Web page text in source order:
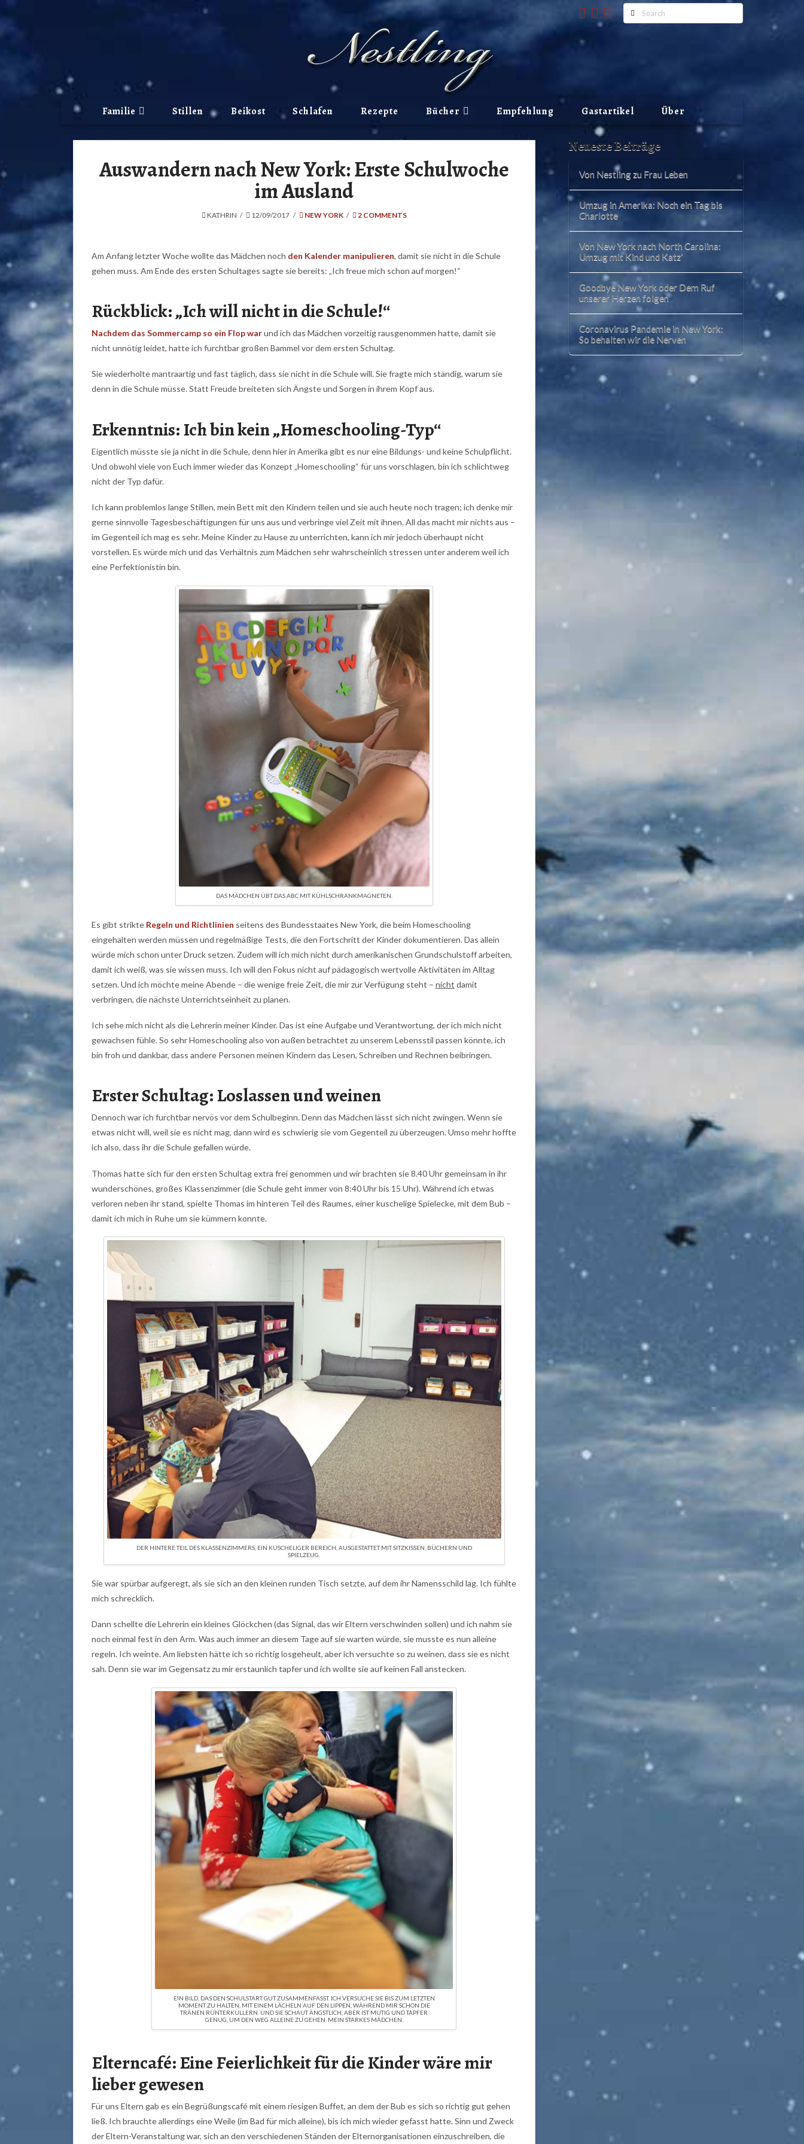
Search
Familie Stillen Beikost Schlafen Rezepte Bücher Empfehlung Gastartikel Über
Auswandern nach New York: Erste Schulwoche
im Ausland
KATHRIN 12/09/2017 NEW YORK 2 COMMENTS
Am Anfang letzter Woche wollte das Mädchen noch den Kalender manipulieren, damit sie nicht in die Schule
gehen muss. Am Ende des ersten Schultages sagte sie bereits: „Ich freue mich schon auf morgen!“
Rückblick: „Ich will nicht in die Schule!“
Nachdem das Sommercamp so ein Flop warund ich das Mädchen vorzeitig rausgenommen hatte, damit sie
nicht unnötig leidet, hatte ich furchtbar großen Bammel vor dem ersten Schultag.
Sie wiederholte mantraartig und fast täglich, dass sie nicht in die Schule will. Sie fragte mich ständig, warum sie
denn in die Schule müsse. Statt Freude breiteten sich Ängste und Sorgen in ihrem Kopf aus.
Erkenntnis: Ich bin kein „Homeschooling-Typ“
Eigentlich müsste sie ja nicht in die Schule, denn hier in Amerika gibt es nur eine Bildungs- und keine Schulpflicht.
Und obwohl viele von Euch immer wieder das Konzept „Homeschooling“ für uns vorschlagen, bin ich schlichtweg
nicht der Typ dafür.
Ich kann problemlos lange Stillen, mein Bett mit den Kindern teilen und sie auch heute noch tragen; ich denke mir
gerne sinnvolle Tagesbeschäftigungen für uns aus und verbringe viel Zeit mit ihnen. All das macht mir nichts aus –
im Gegenteil ich mag es sehr. Meine Kinder zu Hause zu unterrichten, kann ich mir jedoch überhaupt nicht
vorstellen. Es würde mich und das Verhältnis zum Mädchen sehr wahrscheinlich stressen unter anderem weil ich
eine Perfektionistin bin.
DAS MÄDCHEN ÜBT DAS ABC MIT KÜHLSCHRANKMAGNETEN.
Es gibt strikte Regeln und Richtlinien seitens des Bundesstaates New York, die beim Homeschooling
eingehalten werden müssen und regelmäßige Tests, die den Fortschritt der Kinder dokumentieren. Das allein
würde mich schon unter Druck setzen. Zudem will ich mich nicht durch amerikanischen Grundschulstoff arbeiten,
damit ich weiß, was sie wissen muss. Ich will den Fokus nicht auf pädagogisch wertvolle Aktivitäten im Alltag
setzen. Und ich möchte meine Abende – die wenige freie Zeit, die mir zur Verfügung steht – nicht damit
verbringen, die nächste Unterrichtseinheit zu planen.
Ich sehe mich nicht als die Lehrerin meiner Kinder. Das ist eine Aufgabe und Verantwortung, der ich mich nicht
gewachsen fühle. So sehr Homeschooling also von außen betrachtet zu unserem Lebensstil passen könnte, ich
bin froh und dankbar, dass andere Personen meinen Kindern das Lesen, Schreiben und Rechnen beibringen.
Erster Schultag: Loslassen und weinen
Dennoch war ich furchtbar nervös vor dem Schulbeginn. Denn das Mädchen lässt sich nicht zwingen. Wenn sie
etwas nicht will, weil sie es nicht mag, dann wird es schwierig sie vom Gegenteil zu überzeugen. Umso mehr hoffte
ich also, dass ihr die Schule gefallen würde.
Thomas hatte sich für den ersten Schultag extra frei genommen und wir brachten sie 8.40 Uhr gemeinsam in ihr
wunderschönes, großes Klassenzimmer (die Schule geht immer von 8:40 Uhr bis 15 Uhr). Während ich etwas
verloren neben ihr stand, spielte Thomas im hinteren Teil des Raumes, einer kuschelige Spielecke, mit dem Bub –
damit ich mich in Ruhe um sie kümmern konnte.
DER HINTERE TEIL DES KLASSENZIMMERS, EIN KUSCHELIGER BEREICH, AUSGESTATTET MIT SITZKISSEN, BÜCHERN UND
SPIELZEUG.
Sie war spürbar aufgeregt, als sie sich an den kleinen runden Tisch setzte, auf dem ihr Namensschild lag. Ich fühlte
mich schrecklich.
Dann schellte die Lehrerin ein kleines Glöckchen (das Signal, das wir Eltern verschwinden sollen) und ich nahm sie
noch einmal fest in den Arm. Was auch immer an diesem Tage auf sie warten würde, sie musste es nun alleine
regeln. Ich weinte. Am liebsten hätte ich so richtig losgeheult, aber ich versuchte so zu weinen, dass sie es nicht
sah. Denn sie war im Gegensatz zu mir erstaunlich tapfer und ich wollte sie auf keinen Fall anstecken.
EIN BILD, DAS DEN SCHULSTART GUT ZUSAMMENFASST. ICH VERSUCHE SIE BIS ZUM LETZTEN
MOMENT ZU HALTEN, MIT EINEM LÄCHELN AUF DEN LIPPEN, WÄHREND MIR SCHON DIE
TRÄNEN RUNTERKULLERN. UND SIE SCHAUT ÄNGSTLICH, ABER IST MUTIG UND TAPFER
GENUG, UM DEN WEG ALLEINE ZU GEHEN. MEIN STARKES MÄDCHEN.
Elterncafé: Eine Feierlichkeit für die Kinder wäre mir
lieber gewesen
Für uns Eltern gab es ein Begrüßungscafé mit einem riesigen Buffet, an dem der Bub es sich so richtig gut gehen
ließ. Ich brauchte allerdings eine Weile (im Bad für mich alleine), bis ich mich wieder gefasst hatte. Sinn und Zweck
der Eltern-Veranstaltung war, sich an den verschiedenen Ständen der Elternorganisationen einzuschreiben, die
Neueste Beiträge
Von Nestling zu Frau Leben
Umzug in Amerika: Noch ein Tag bis
Charlotte
Von New York nach North Carolina:
Umzug mit Kind und Katz’
Goodbye New York oder Dem Ruf
unserer Herzen folgen
Coronavirus Pandemie in New York:
So behalten wir die Nerven